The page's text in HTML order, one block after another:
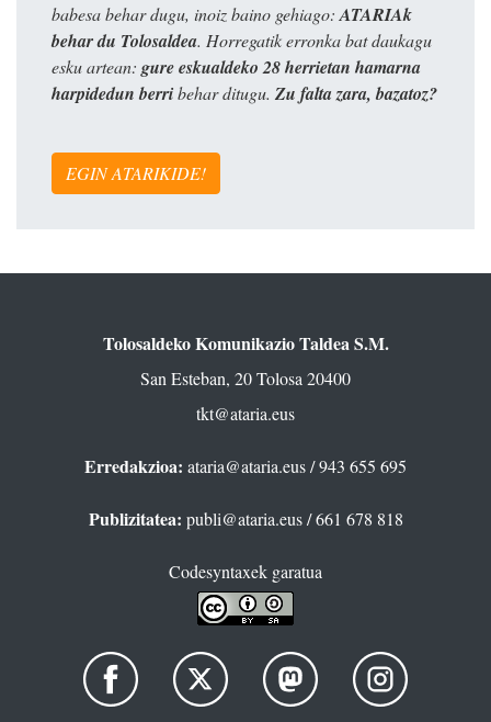
babesa behar dugu, inoiz baino gehiago: ATARIAk
behar du Tolosaldea. Horregatik erronka bat daukagu
esku artean: gure eskualdeko 28 herrietan hamarna
harpidedun berribehar ditugu. Zu falta zara, bazatoz?
EGIN ATARIKIDE!
Tolosaldeko Komunikazio Taldea S.M.
San Esteban, 20 Tolosa 20400
tkt@ataria.eus
Erredakzioa: ataria@ataria.eus/ 943 655 695
Publizitatea: publi@ataria.eus/ 661 678 818
Codesyntaxek garatua